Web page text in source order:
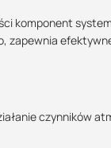
komponent
zapewnia
czynników
lub